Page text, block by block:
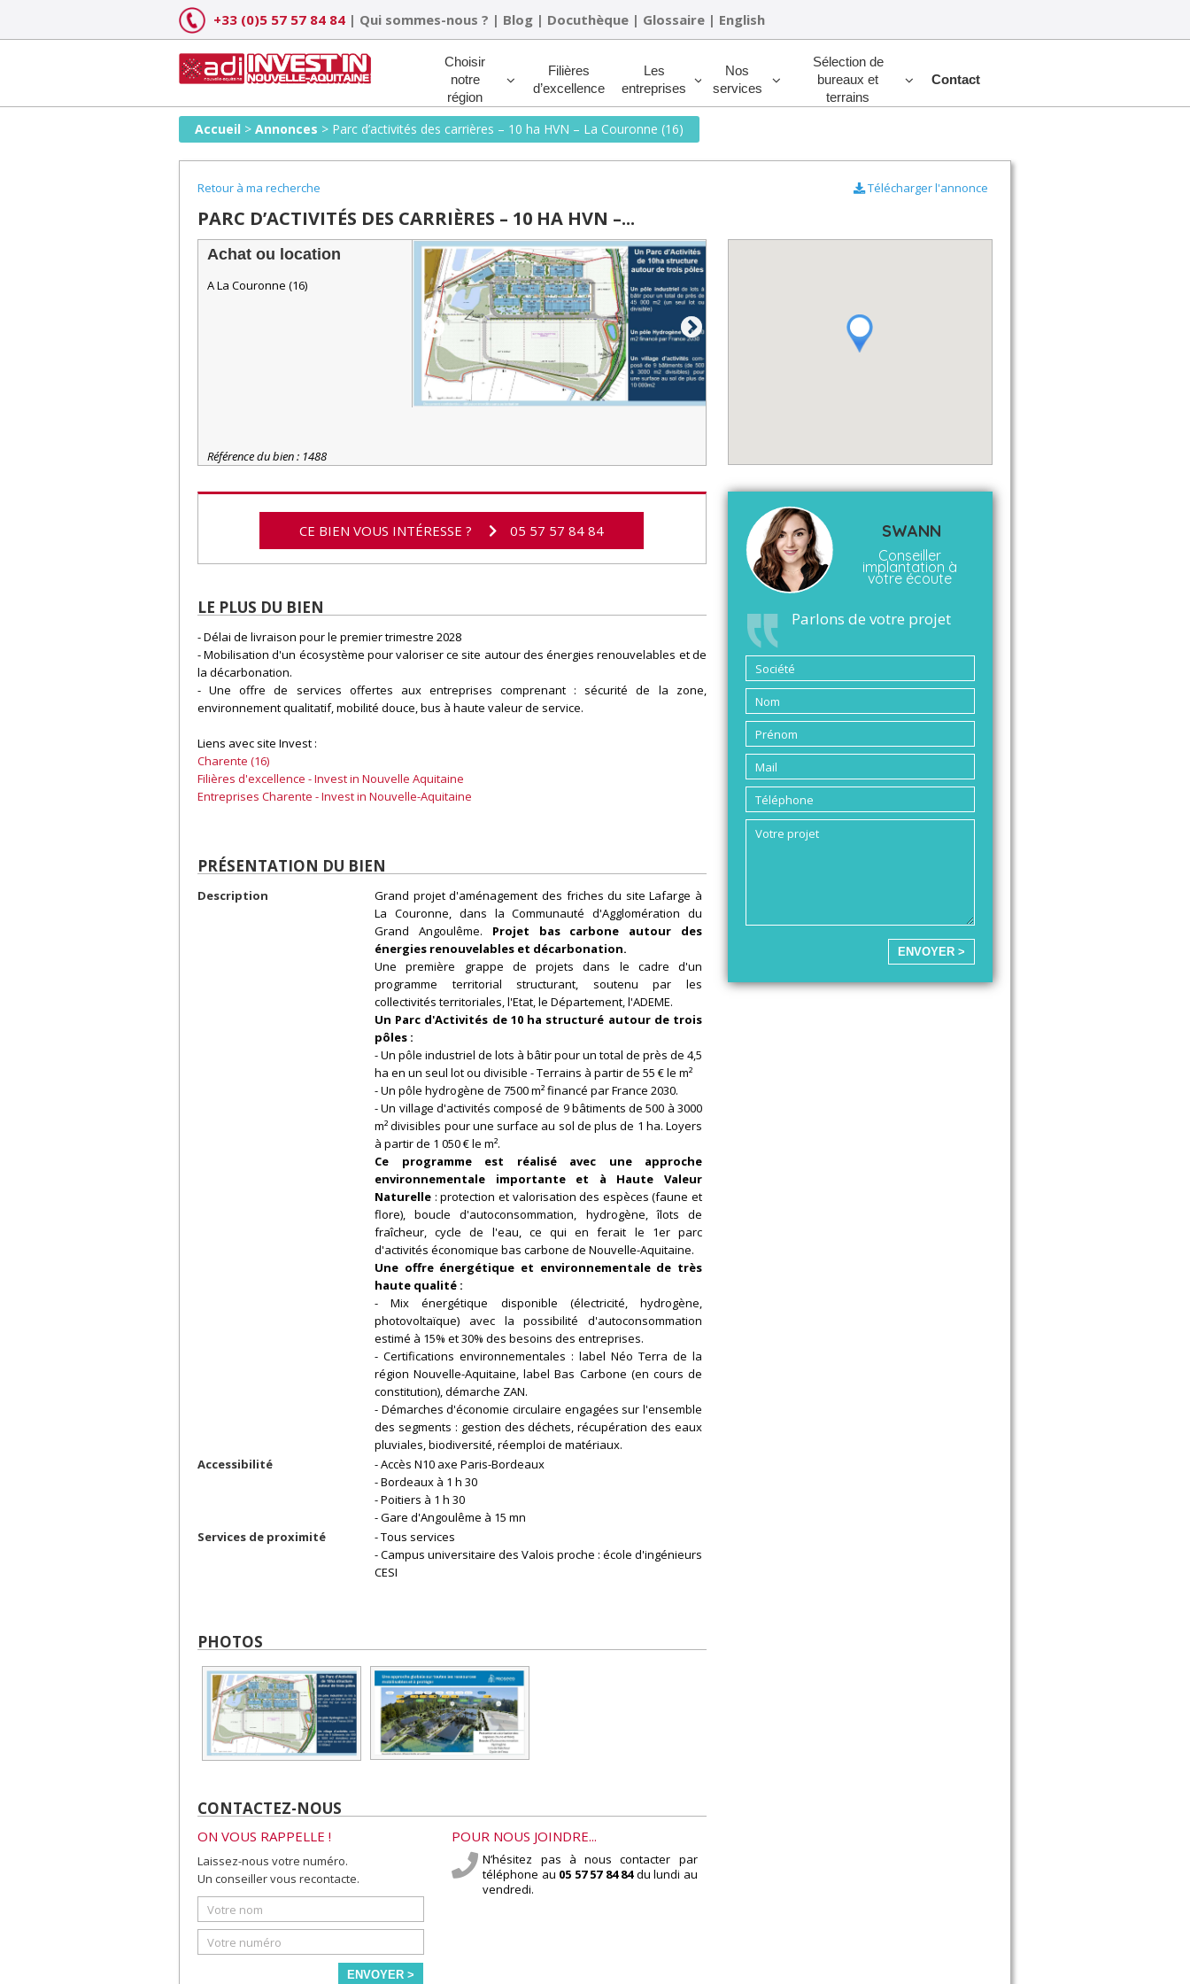
content
+33 (0)5 57 57 84 84 | Qui sommes-nous ? | Blog | Docuthèque | Glossaire | English
Rechercher
Choisir
notre
région
Filières
d’excellence
Les
entreprises
Nos
services
Sélection de
bureaux et
terrains
Contact
Accueil > Annonces > Parc d’activités des carrières – 10 ha HVN – La Couronne (16)
Retour à ma recherche
PARC D’ACTIVITÉS DES CARRIÈRES – 10 HA HVN –...
Télécharger l'annonce
Achat ou location
A La Couronne (16)
Référence du bien : 1488
CE BIEN VOUS INTÉRESSE ? 05 57 57 84 84
LE PLUS DU BIEN
- Délai de livraison pour le premier trimestre 2028
- Mobilisation d'un écosystème pour valoriser ce site autour des énergies renouvelables et de
la décarbonation.
- Une offre de services offertes aux entreprises comprenant : sécurité de la zone,
environnement qualitatif, mobilité douce, bus à haute valeur de service.
Liens avec site Invest :
Charente (16)
Filières d'excellence - Invest in Nouvelle Aquitaine
Entreprises Charente - Invest in Nouvelle-Aquitaine
PRÉSENTATION DU BIEN
Description
Grand projet d'aménagement des friches du site Lafarge à
La Couronne, dans la Communauté d'Agglomération du
Grand Angoulême. Projet bas carbone autour des
énergies renouvelables et décarbonation.
Une première grappe de projets dans le cadre d'un
programme territorial structurant, soutenu par les
collectivités territoriales, l'Etat, le Département, l'ADEME.
Un Parc d'Activités de 10 ha structuré autour de trois
pôles :
- Un pôle industriel de lots à bâtir pour un total de près de 4,5
ha en un seul lot ou divisible - Terrains à partir de 55 € le m²
- Un pôle hydrogène de 7500 m² financé par France 2030.
- Un village d'activités composé de 9 bâtiments de 500 à 3000
m² divisibles pour une surface au sol de plus de 1 ha. Loyers
à partir de 1 050 € le m².
Ce programme est réalisé avec une approche
environnementale importante et à Haute Valeur
Naturelle : protection et valorisation des espèces (faune et
flore), boucle d'autoconsommation, hydrogène, îlots de
fraîcheur, cycle de l'eau, ce qui en ferait le 1er parc
d'activités économique bas carbone de Nouvelle-Aquitaine.
Une offre énergétique et environnementale de très
haute qualité :
- Mix énergétique disponible (électricité, hydrogène,
photovoltaïque) avec la possibilité d'autoconsommation
estimé à 15% et 30% des besoins des entreprises.
- Certifications environnementales : label Néo Terra de la
région Nouvelle-Aquitaine, label Bas Carbone (en cours de
constitution), démarche ZAN.
- Démarches d'économie circulaire engagées sur l'ensemble
des segments : gestion des déchets, récupération des eaux
pluviales, biodiversité, réemploi de matériaux.
Accessibilité
- Accès N10 axe Paris-Bordeaux
- Bordeaux à 1 h 30
- Poitiers à 1 h 30
- Gare d'Angoulême à 15 mn
Services de proximité
- Tous services
- Campus universitaire des Valois proche : école d'ingénieurs
CESI
PHOTOS
CONTACTEZ-NOUS
ON VOUS RAPPELLE !
Laissez-nous votre numéro.
Un conseiller vous recontacte.
ENVOYER >
POUR NOUS JOINDRE...
N’hésitez pas à nous contacter par
téléphone au 05 57 57 84 84du lundi au
vendredi.
SWANN
Conseiller
implantation à
votre écoute
Parlons de votre projet
ENVOYER >